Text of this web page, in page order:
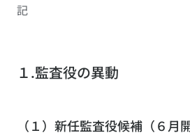
記
１.監査役の異動
（１）新任監査役候補（６月